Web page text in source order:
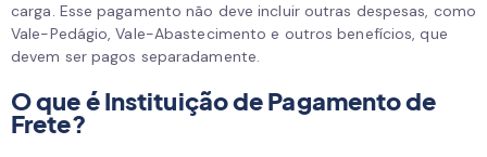
carga. Esse pagamento não deve incluir outras despesas, como
Vale-Pedágio, Vale-Abastecimento e outros benefícios, que
devem ser pagos separadamente.
O que é Instituição de Pagamento de
Frete?